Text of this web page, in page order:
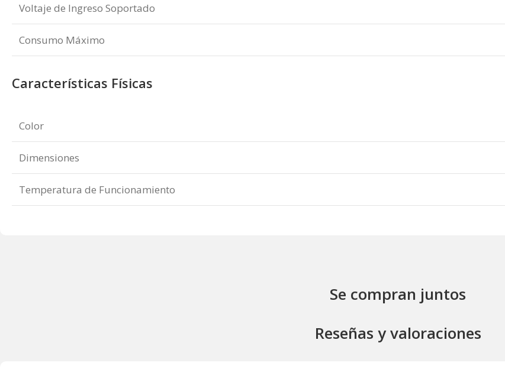
Voltaje de Ingreso Soportado
Consumo Máximo
Características Físicas
Color
Dimensiones
Temperatura de Funcionamiento
Se compran juntos
Reseñas y valoraciones